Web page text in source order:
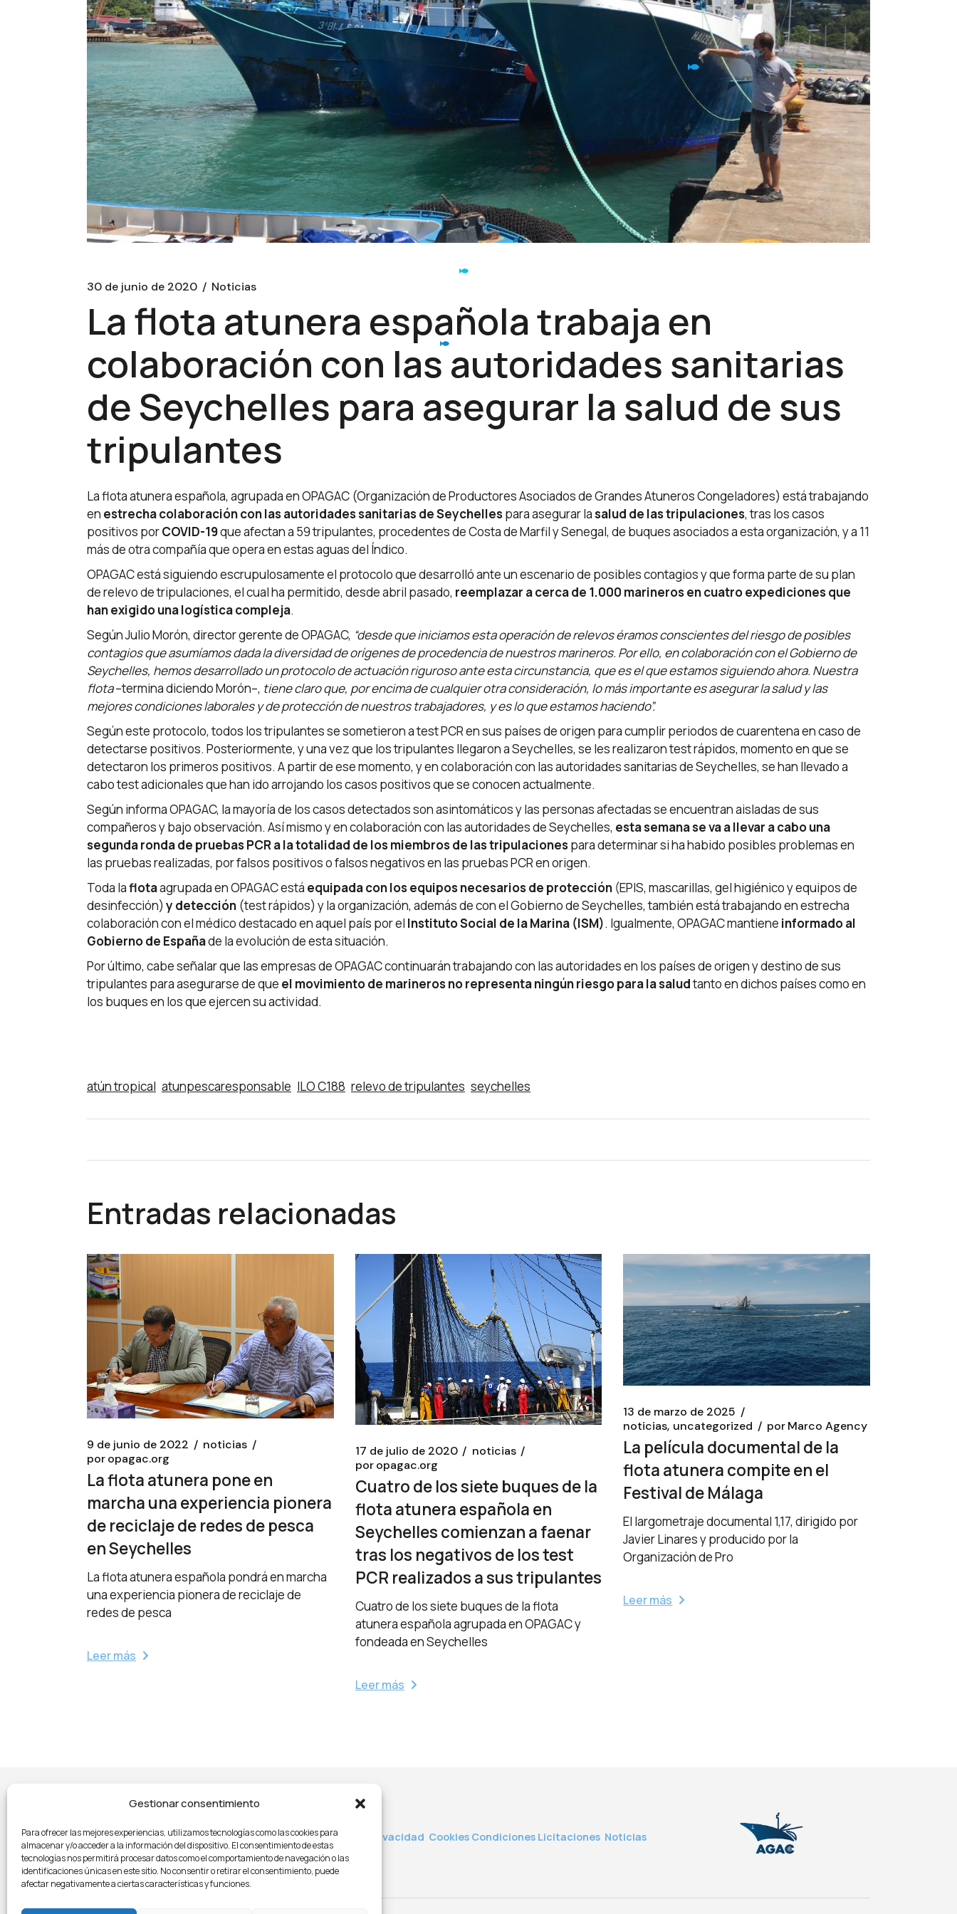
Gestionar consentimiento
Para ofrecer las mejores experiencias, utilizamos tecnologías como las cookies para
almacenar y/o acceder a la información del dispositivo. El consentimiento de estas
tecnologías nos permitirá procesar datos como el comportamiento de navegación o las
identificaciones únicas en este sitio. No consentir o retirar el consentimiento, puede
afectar negativamente a ciertas características y funciones.
30 de junio de 2020 Noticias
La flota atunera española trabaja en
colaboración con las autoridades sanitarias
de Seychelles para asegurar la salud de sus
tripulantes
La flota atunera española, agrupada en OPAGAC (Organización de Productores Asociados de Grandes Atuneros Congeladores) está trabajando
en estrecha colaboración con las autoridades sanitarias de Seychelles para asegurar lasalud de las tripulaciones, tras los casos
positivos porCOVID-19que afectan a 59 tripulantes, procedentes de Costa de Marfil y Senegal, de buques asociados a esta organización, y a 11
más de otra compañía que opera en estas aguas del Índico.
OPAGAC está siguiendo escrupulosamente el protocolo que desarrolló ante un escenario de posibles contagios y que forma parte de su plan
de relevo de tripulaciones, el cual ha permitido, desde abril pasado, reemplazar a cerca de 1.000 marineros en cuatro expediciones que
han exigido una logística compleja.
Según Julio Morón, director gerente de OPAGAC, “desde que iniciamos esta operación de relevos éramos conscientes del riesgo de posibles
contagios que asumíamos dada la diversidad de orígenes de procedencia de nuestros marineros. Por ello, en colaboración con el Gobierno de
Seychelles, hemos desarrollado un protocolo de actuación riguroso ante esta circunstancia, que es el que estamos siguiendo ahora. Nuestra
flota–termina diciendo Morón–, tiene claro que, por encima de cualquier otra consideración, lo más importante es asegurar la salud y las
mejores condiciones laborales y de protección de nuestros trabajadores, y es lo que estamos haciendo”.
Según este protocolo, todos los tripulantes se sometieron a test PCR en sus países de origen para cumplir periodos de cuarentena en caso de
detectarse positivos. Posteriormente, y una vez que los tripulantes llegaron a Seychelles, se les realizaron test rápidos, momento en que se
detectaron los primeros positivos. A partir de ese momento, y en colaboración con las autoridades sanitarias de Seychelles, se han llevado a
cabo test adicionales que han ido arrojando los casos positivos que se conocen actualmente.
Según informa OPAGAC, la mayoría de los casos detectados son asintomáticos y las personas afectadas se encuentran aisladas de sus
compañeros y bajo observación. Así mismo y en colaboración con las autoridades de Seychelles, esta semana se va a llevar a cabo una
segunda ronda de pruebas PCR a la totalidad de los miembros de las tripulaciones para determinar si ha habido posibles problemas en
las pruebas realizadas, por falsos positivos o falsos negativos en las pruebas PCR en origen.
Toda laflotaagrupada en OPAGAC está equipada con los equipos necesarios de protección (EPIS, mascarillas, gel higiénico y equipos de
desinfección) y detección (test rápidos) y la organización, además de con el Gobierno de Seychelles, también está trabajando en estrecha
colaboración con el médico destacado en aquel país por el Instituto Social de la Marina (ISM). Igualmente, OPAGAC mantiene informado al
Gobierno de Españade la evolución de esta situación.
Por último, cabe señalar que las empresas de OPAGAC continuarán trabajando con las autoridades en los países de origen y destino de sus
tripulantes para asegurarse de que el movimiento de marineros no representa ningún riesgo para la saludtanto en dichos países como en
los buques en los que ejercen su actividad.
atún tropical atunpescaresponsable ILO C188 relevo de tripulantes seychelles
Entradas relacionadas
9 de junio de 2022
noticias
poropagac.org
La flota atunera pone en
marcha una experiencia pionera
de reciclaje de redes de pesca
en Seychelles
La flota atunera española pondrá en marcha
una experiencia pionera de reciclaje de
redes de pesca
Leer más
17 de julio de 2020
noticias
por opagac.org
Cuatro de los siete buques de la
flota atunera española en
Seychelles comienzan a faenar
tras los negativos de los test
PCR realizados a sus tripulantes
Cuatro de los siete buques de la flota
atunera española agrupada en OPAGAC y
fondeada en Seychelles
Leer más
13 de marzo de 2025
noticias uncategorized porMarco Agency
La película documental de la
flota atunera compite en el
Festival de Málaga
El largometraje documental 1,17, dirigido por
Javier Linares y producido por la
Organización de Pro
Leer más
Aviso Legal Privacidad Cookies Condiciones Licitaciones Noticias